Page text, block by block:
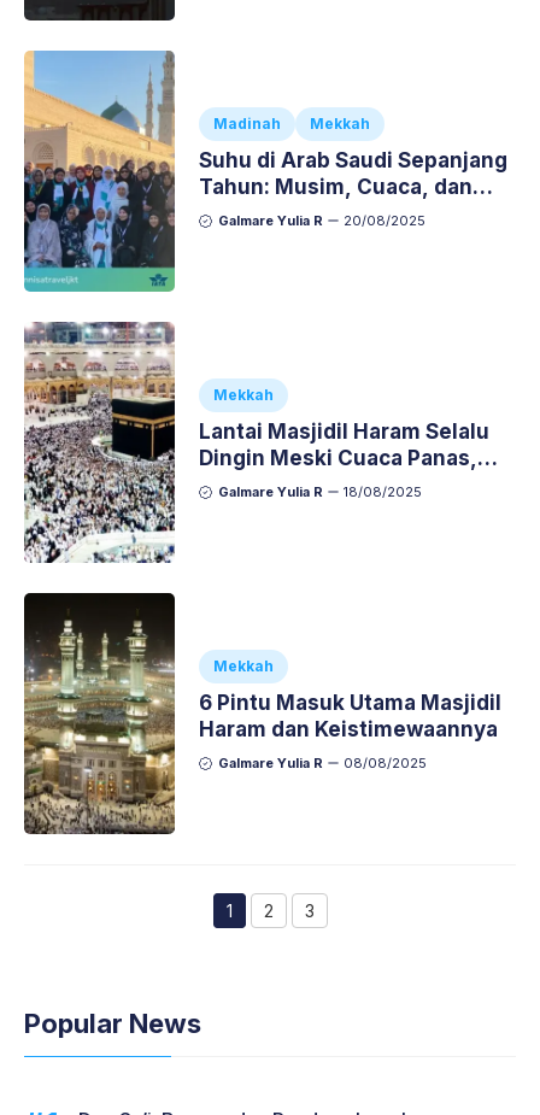
Madinah Mekkah
Suhu di Arab Saudi Sepanjang
Tahun: Musim, Cuaca, dan
Tips Menghadapinya
Galmare Yulia R 20/08/2025
Mekkah
Lantai Masjidil Haram Selalu
Dingin Meski Cuaca Panas,
Apa Rahasianya?
Galmare Yulia R 18/08/2025
Mekkah
6 Pintu Masuk Utama Masjidil
Haram dan Keistimewaannya
Galmare Yulia R 08/08/2025
Page
1 Page
2 3
Popular News